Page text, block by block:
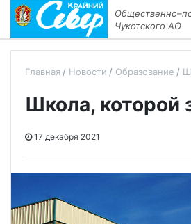
Чукотского АО
Главная Новости Образование
Школа, которой
17 декабря 2021